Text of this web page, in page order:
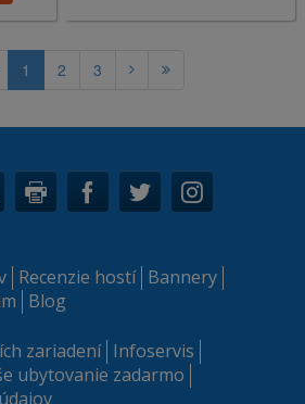
1 2 3
Recenzie hostí Bannery
Blog
zariadení Infoservis
ubytovanie zadarmo